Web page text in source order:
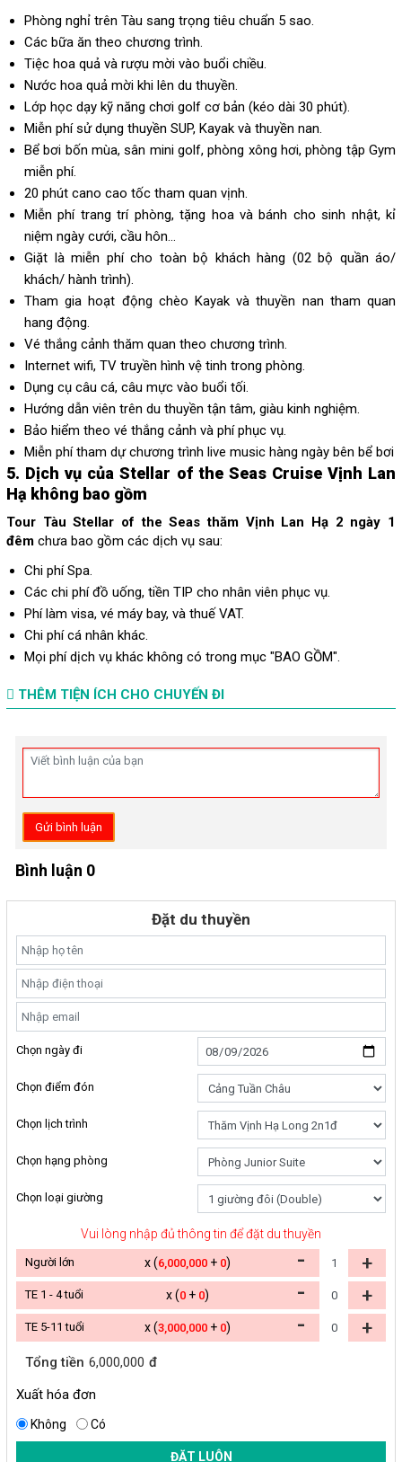
Phòng nghỉ trên Tàu sang trọng tiêu chuẩn 5 sao.
Các bữa ăn theo chương trình.
Tiệc hoa quả và rượu mời vào buổi chiều.
Nước hoa quả mời khi lên du thuyền.
Lớp học dạy kỹ năng chơi golf cơ bản (kéo dài 30 phút).
Miễn phí sử dụng thuyền SUP, Kayak và thuyền nan.
Bể bơi bốn mùa, sân mini golf, phòng xông hơi, phòng tập Gym
miễn phí.
20 phút cano cao tốc tham quan vịnh.
Miễn phí trang trí phòng, tặng hoa và bánh cho sinh nhật, kỉ
niệm ngày cưới, cầu hôn…
Giặt là miễn phí cho toàn bộ khách hàng (02 bộ quần áo/
khách/ hành trình).
Tham gia hoạt động chèo Kayak và thuyền nan tham quan
hang động.
Vé thắng cảnh thăm quan theo chương trình.
Internet wifi, TV truyền hình vệ tinh trong phòng.
Dụng cụ câu cá, câu mực vào buổi tối.
Hướng dẫn viên trên du thuyền tận tâm, giàu kinh nghiệm.
Bảo hiểm theo vé thắng cảnh và phí phục vụ.
Miễn phí tham dự chương trình live music hàng ngày bên bể bơi
5. Dịch vụ của Stellar of the Seas Cruise Vịnh Lan
Hạ không bao gồm
Tour Tàu Stellar of the Seas thăm Vịnh Lan Hạ 2 ngày 1
đêm chưa bao gồm các dịch vụ sau:
Chi phí Spa.
Các chi phí đồ uống, tiền TIP cho nhân viên phục vụ.
Phí làm visa, vé máy bay, và thuế VAT.
Chi phí cá nhân khác.
Mọi phí dịch vụ khác không có trong mục "BAO GỒM".
THÊM TIỆN ÍCH CHO CHUYẾN ĐI
Gửi bình luận
Bình luận 0
Đặt du thuyền
Chọn ngày đi
Chọn điểm đón
Chọn lịch trình
Chọn hạng phòng
Chọn loại giường
Vui lòng nhập đủ thông tin để đặt du thuyền
Người lớn x (6,000,000+ 0) - +
TE 1 - 4 tuổi x (0+ 0) - +
TE 5-11 tuổi x (3,000,000+ 0) - +
Tổng tiền 6,000,000 đ
Xuất hóa đơn
Không Có
ĐẶT LUÔN